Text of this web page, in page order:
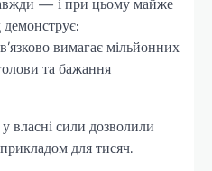
демонструє:
вимагає мільйонних
та бажання
власні сили дозволили
для тисяч.